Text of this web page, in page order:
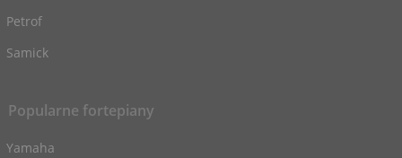
Petrof
Samick
Popularne fortepiany
Yamaha